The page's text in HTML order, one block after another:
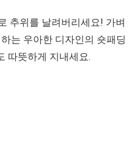
추위를 날려버리세요! 가벼
는 우아한 디자인의 숏패딩
따뜻하게 지내세요.